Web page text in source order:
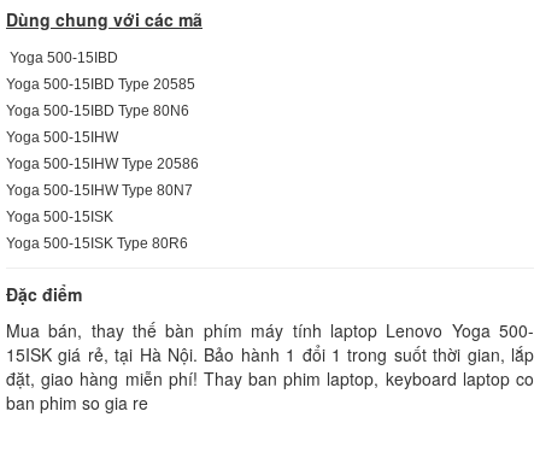
Dùng chung với các mã
Yoga 500-15IBD
Yoga 500-15IBD Type 20585
Yoga 500-15IBD Type 80N6
Yoga 500-15IHW
Yoga 500-15IHW Type 20586
Yoga 500-15IHW Type 80N7
Yoga 500-15ISK
Yoga 500-15ISK Type 80R6
Đặc điểm
Mua bán, thay thế bàn phím máy tính laptop Lenovo Yoga 500-
15ISK giá rẻ, tại Hà Nội. Bảo hành 1 đổi 1 trong suốt thời gian, lắp
đặt, giao hàng miễn phí! Thay ban phim laptop, keyboard laptop co
ban phim so gia re